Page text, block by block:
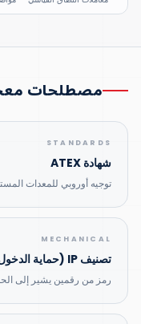
مصطلحات
STANDARDS
شهادة ATEX
توجيه أوروبي للمعدات
MECHANICAL
تصنيف IP (حماية الدخول)
رمز من رقمين يشير إلى